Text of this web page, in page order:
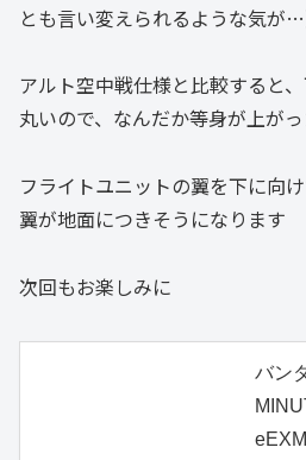
とも言い変えられるような気が…
アルト空中戦仕様と比較すると
丸いので、なんだか等身が上が
フライトユニットの翼を下に向
翼が地面につきそうになります
次回もお楽しみに
バン